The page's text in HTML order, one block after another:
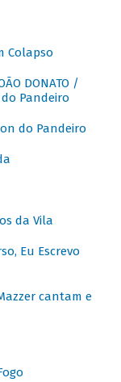
Colapso
DONATO /
Pandeiro
do Pandeiro
da Vila
Eu Escrevo
cantam e